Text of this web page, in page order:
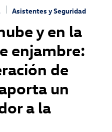
Asistentes y Seguridad
y en la
enjambre:
de
un
a la